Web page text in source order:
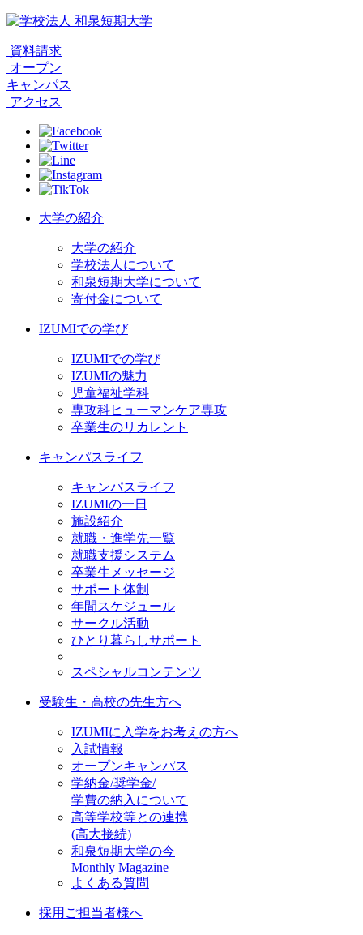
資料請求
オープン
キャンパス
アクセス
大学の紹介
大学の紹介
学校法人について
和泉短期大学について
寄付金について
IZUMIでの学び
IZUMIでの学び
IZUMIの魅力
児童福祉学科
専攻科ヒューマンケア専攻
卒業生のリカレント
キャンパスライフ
キャンパスライフ
IZUMIの一日
施設紹介
就職・進学先一覧
就職支援システム
卒業生メッセージ
サポート体制
年間スケジュール
サークル活動
ひとり暮らしサポート
スペシャルコンテンツ
受験生・高校の先生方へ
IZUMIに入学をお考えの方へ
入試情報
オープンキャンパス
学納金/奨学金/
学費の納入について
高等学校等との連携
(高大接続)
和泉短期大学の今
Monthly Magazine
よくある質問
採用ご担当者様へ